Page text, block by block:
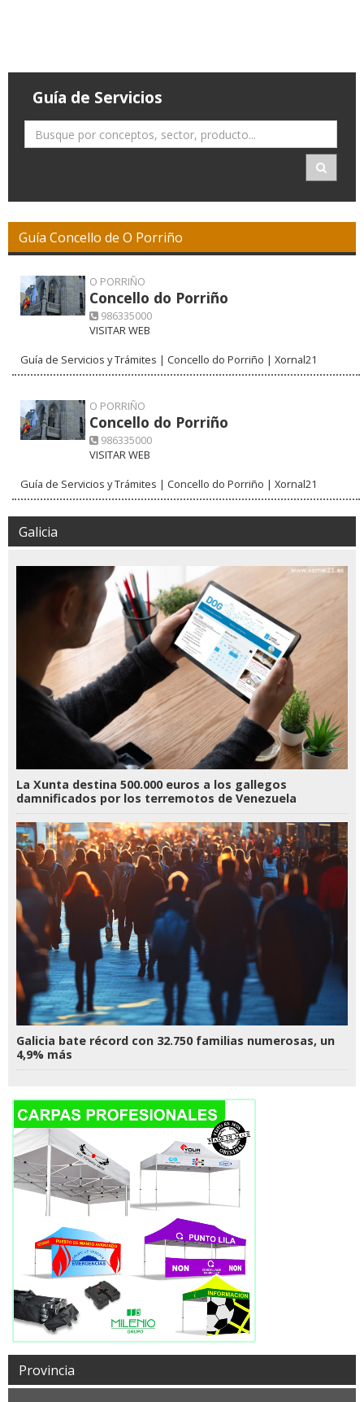
Guía de Servicios
Guía Concello de O Porriño
O PORRIÑO
Concello do Porriño
986335000
VISITAR WEB
Guía de Servicios y Trámites | Concello do Porriño | Xornal21
O PORRIÑO
Concello do Porriño
986335000
VISITAR WEB
Guía de Servicios y Trámites | Concello do Porriño | Xornal21
Galicia
La Xunta destina 500.000 euros a los gallegos
damnificados por los terremotos de Venezuela
Galicia bate récord con 32.750 familias numerosas, un
4,9% más
Provincia